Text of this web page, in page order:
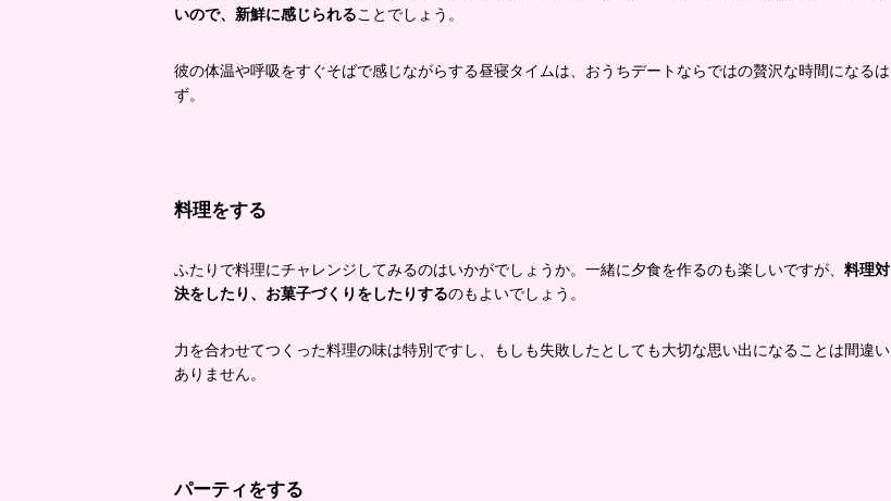
いので、新鮮に感じられることでしょう。
彼の体温や呼吸をすぐそばで感じながらする昼寝タイムは、おうちデートならではの贅沢な時間になるは
ず。
料理をする
ふたりで料理にチャレンジしてみるのはいかがでしょうか。一緒に夕食を作るのも楽しいですが、 料理対
決をしたり、お菓子づくりをしたりするのもよいでしょう。
力を合わせてつくった料理の味は特別ですし、もしも失敗したとしても大切な思い出になることは間違い
ありません。
パーティをする